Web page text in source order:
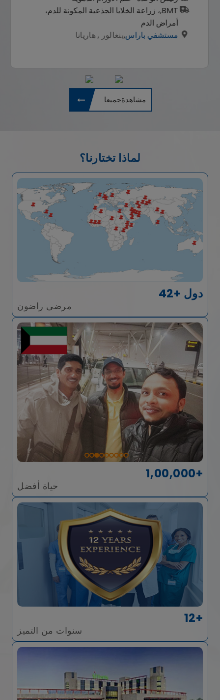
BMT,، زراعة الخلايا الجذعية المكونة للدم،
أمراض الدم
مستشفي باراس,بنغالور , هاريانا
مشاهدةجميعا
لماذا تختارنا؟
42+ دول
مرضى راضون
1,00,000+
حياة أفضل
12+
سنوات من التميز